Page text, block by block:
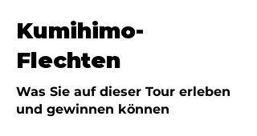
Kumihimo-
Flechten
Was Sie auf dieser Tour erleben
und gewinnen können